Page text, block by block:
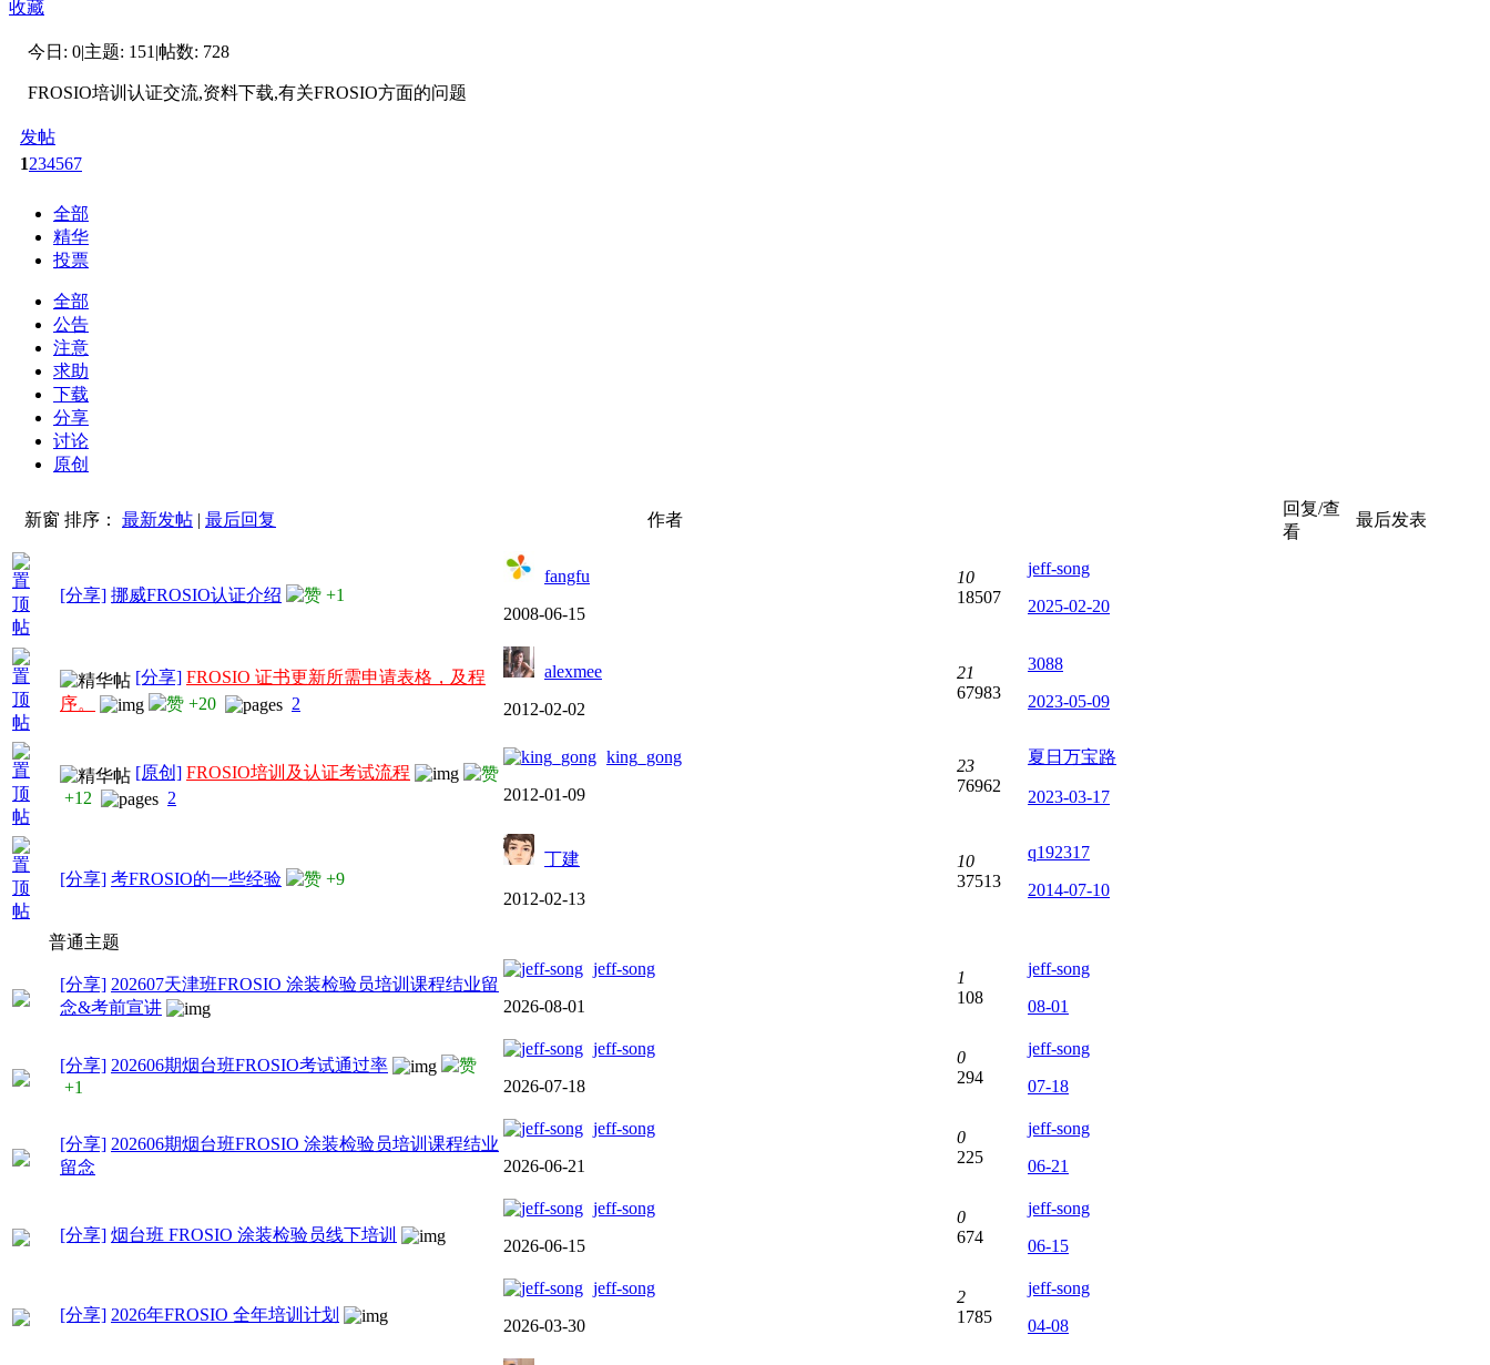
收藏
今日: 0|主题: 151 |帖数: 728
FROSIO培训认证交流,资料下载,有关FROSIO方面的问题
发帖
1234567
全部
精华
投票
全部
公告
注意
求助
下载
分享
讨论
原创
新窗 排序： 最新发帖 | 最后回复 作者
回复/查
看
最后发表
[分享] 挪威FROSIO认证介绍 +1
fangfu
2008-06-15
10
18507
jeff-song
2025-02-20
[分享] FROSIO 证书更新所需申请表格，及程
序。
+20 2
alexmee
2012-02-02
21
67983
3088
2023-05-09
[原创] FROSIO培训及认证考试流程
+12
2
king_gong
2012-01-09
23
76962
夏日万宝路
2023-03-17
[分享] 考FROSIO的一些经验 +9
丁建
2012-02-13
10
37513
q192317
2014-07-10
普通主题
[分享] 202607天津班FROSIO 涂装检验员培训课程结业留
念&考前宣讲
jeff-song
2026-08-01
1
108
jeff-song
08-01
[分享] 202606期烟台班FROSIO考试通过率
+1
jeff-song
2026-07-18
0
294
jeff-song
07-18
[分享] 202606期烟台班FROSIO 涂装检验员培训课程结业
留念
jeff-song
2026-06-21
0
225
jeff-song
06-21
[分享] 烟台班 FROSIO 涂装检验员线下培训
jeff-song
2026-06-15
0
674
jeff-song
06-15
[分享] 2026年FROSIO 全年培训计划
jeff-song
2026-03-30
2
1785
jeff-song
04-08